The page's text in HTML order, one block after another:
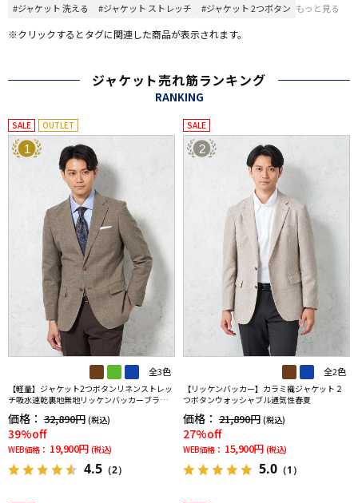
#ジャケット 洗える
#ジャケット ストレッチ #ジャケット 2つボタン もっと見る
※クリックするとタグに関連した商品が表示されます。
ジャケット売れ筋ランキング
RANKING
SALE OUTLET
1
全3色
【軽量】ジャケット2つボタンリネンストレッ
チ吸水速乾裏地無地リッケンバッカーブラッ
価格： 32,890円 (税込)
39%off
WEB価格： 19,900円 (税込)
4.5 （2）
SALE
2
全2色
【リッケンバッカー】カラミ織ジャケット２
つボタンウォッシャブル通気性春夏
価格： 21,890円 (税込)
27%off
WEB価格： 15,900円 (税込)
5.0 （1）